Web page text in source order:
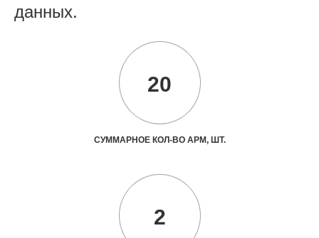
данных.
20
СУММАРНОЕ КОЛ-ВО АРМ, ШТ.
2